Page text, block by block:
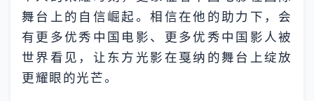
舞台上的自信崛起。相信在他的助力下，会
有更多优秀中国电影、更多优秀中国影人被
世界看见，让东方光影在戛纳的舞台上绽放
更耀眼的光芒。